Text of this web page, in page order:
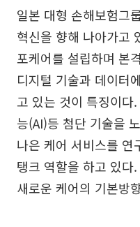
일본 대형 손해보험그
혁신을 향해 나아가고
포케어를 설립하며 본
디지털 기술과 데이터
고 있는 것이 특징이다
능(AI)등 첨단 기술을
나은 케어 서비스를 연
탱크 역할을 하고 있다
새로운 케어의 기본방